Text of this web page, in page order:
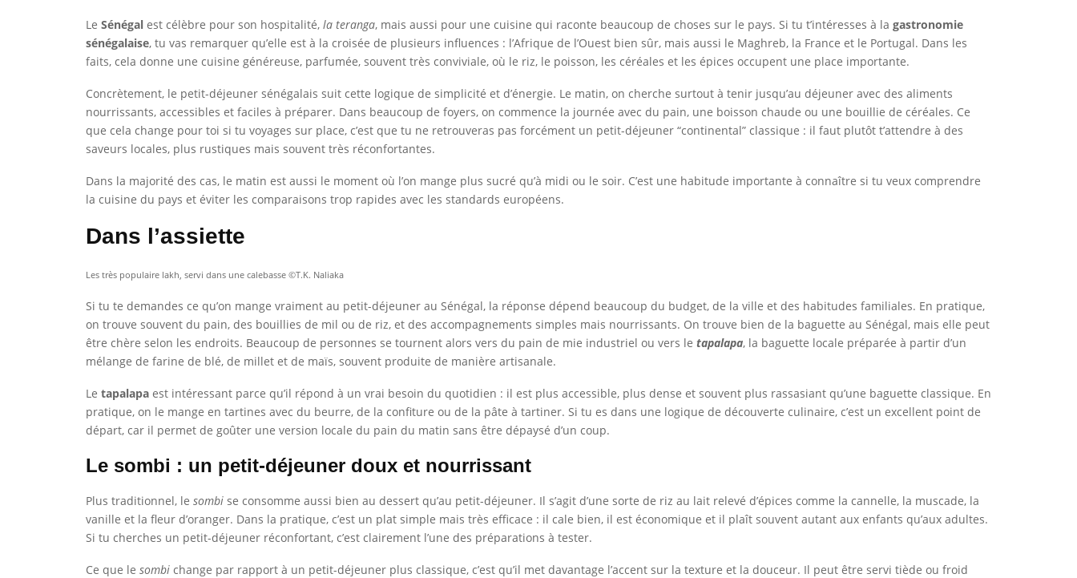
Le Sénégal est célèbre pour son hospitalité, la teranga, mais aussi pour une cuisine qui raconte beaucoup de choses sur le pays. Si tu t’intéresses à la gastronomie
sénégalaise, tu vas remarquer qu’elle est à la croisée de plusieurs influences : l’Afrique de l’Ouest bien sûr, mais aussi le Maghreb, la France et le Portugal. Dans les
faits, cela donne une cuisine généreuse, parfumée, souvent très conviviale, où le riz, le poisson, les céréales et les épices occupent une place importante.
Concrètement, le petit-déjeuner sénégalais suit cette logique de simplicité et d’énergie. Le matin, on cherche surtout à tenir jusqu’au déjeuner avec des aliments
nourrissants, accessibles et faciles à préparer. Dans beaucoup de foyers, on commence la journée avec du pain, une boisson chaude ou une bouillie de céréales. Ce
que cela change pour toi si tu voyages sur place, c’est que tu ne retrouveras pas forcément un petit-déjeuner “continental” classique : il faut plutôt t’attendre à des
saveurs locales, plus rustiques mais souvent très réconfortantes.
Dans la majorité des cas, le matin est aussi le moment où l’on mange plus sucré qu’à midi ou le soir. C’est une habitude importante à connaître si tu veux comprendre
la cuisine du pays et éviter les comparaisons trop rapides avec les standards européens.
Dans l’assiette
Les très populaire lakh, servi dans une calebasse ©T.K. Naliaka
Si tu te demandes ce qu’on mange vraiment au petit-déjeuner au Sénégal, la réponse dépend beaucoup du budget, de la ville et des habitudes familiales. En pratique,
on trouve souvent du pain, des bouillies de mil ou de riz, et des accompagnements simples mais nourrissants. On trouve bien de la baguette au Sénégal, mais elle peut
être chère selon les endroits. Beaucoup de personnes se tournent alors vers du pain de mie industriel ou vers le tapalapa, la baguette locale préparée à partir d’un
mélange de farine de blé, de millet et de maïs, souvent produite de manière artisanale.
Le tapalapa est intéressant parce qu’il répond à un vrai besoin du quotidien : il est plus accessible, plus dense et souvent plus rassasiant qu’une baguette classique. En
pratique, on le mange en tartines avec du beurre, de la confiture ou de la pâte à tartiner. Si tu es dans une logique de découverte culinaire, c’est un excellent point de
départ, car il permet de goûter une version locale du pain du matin sans être dépaysé d’un coup.
Le sombi : un petit-déjeuner doux et nourrissant
Plus traditionnel, le sombi se consomme aussi bien au dessert qu’au petit-déjeuner. Il s’agit d’une sorte de riz au lait relevé d’épices comme la cannelle, la muscade, la
vanille et la fleur d’oranger. Dans la pratique, c’est un plat simple mais très efficace : il cale bien, il est économique et il plaît souvent autant aux enfants qu’aux adultes.
Si tu cherches un petit-déjeuner réconfortant, c’est clairement l’une des préparations à tester.
Ce que le sombi change par rapport à un petit-déjeuner plus classique, c’est qu’il met davantage l’accent sur la texture et la douceur. Il peut être servi tiède ou froid